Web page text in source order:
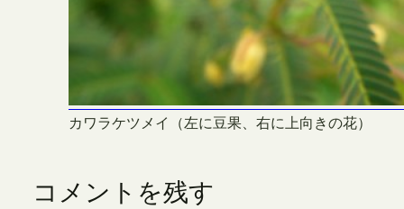
カワラケツメイ（左に豆果、右に上向きの花）
コメントを残す